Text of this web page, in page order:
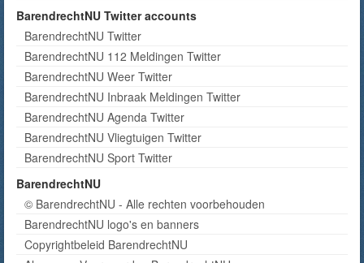
BarendrechtNU Twitter accounts
BarendrechtNU Twitter
BarendrechtNU 112 Meldingen Twitter
BarendrechtNU Weer Twitter
BarendrechtNU Inbraak Meldingen Twitter
BarendrechtNU Agenda Twitter
BarendrechtNU Vliegtuigen Twitter
BarendrechtNU Sport Twitter
BarendrechtNU
© BarendrechtNU - Alle rechten voorbehouden
BarendrechtNU logo's en banners
Copyrightbeleid BarendrechtNU